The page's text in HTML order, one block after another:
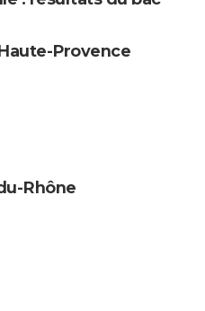
Provence
Rhône